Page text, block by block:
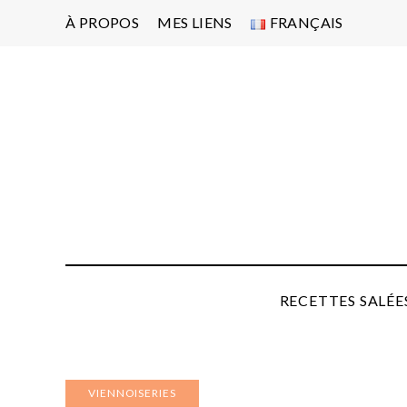
À PROPOS MES LIENS FRANÇAIS
RECETTES
VIENNOISERIES